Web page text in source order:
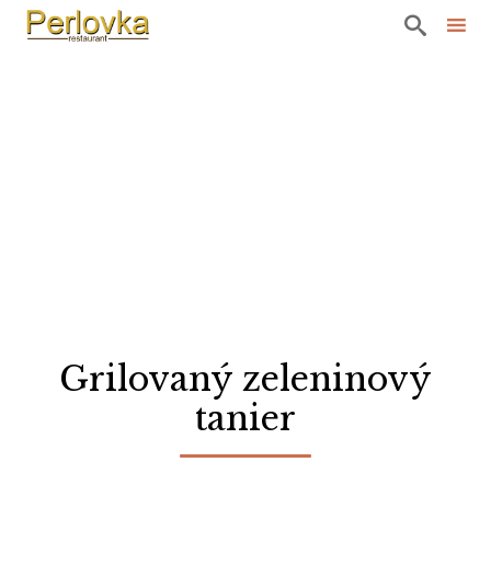

Grilovaný zeleninový
tanier